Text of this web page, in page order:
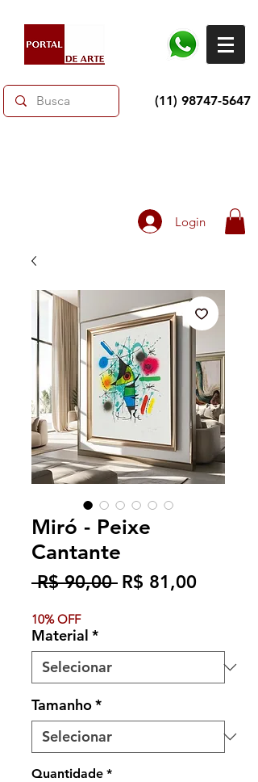
(11) 98747-5647
Login
Miró - Peixe
Cantante
R$ 90,00 Preço
R$ 81,00Preço
10% OFF
Material *
Tamanho*
Quantidade *